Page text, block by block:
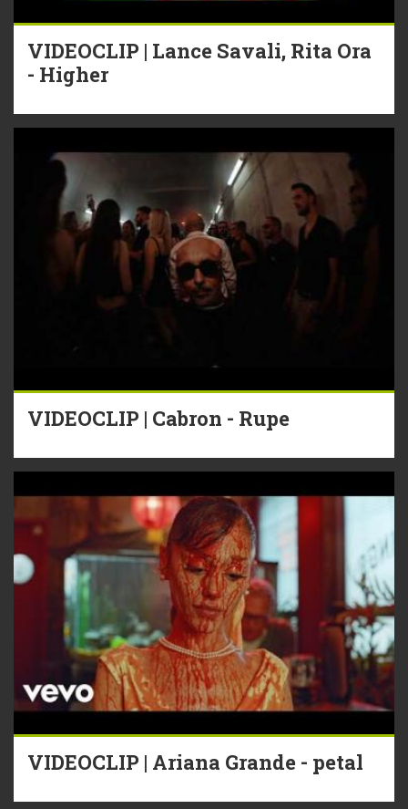
VIDEOCLIP | Lance Savali, Rita Ora
- Higher
VIDEOCLIP | Cabron - Rupe
VIDEOCLIP | Ariana Grande - petal